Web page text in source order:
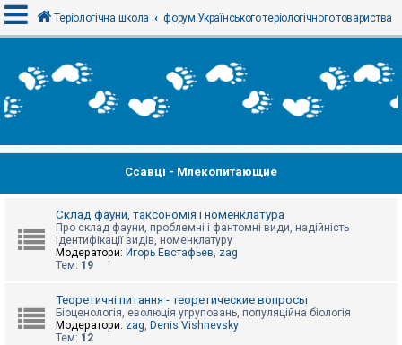
х
і
т
р
а
Теріологічна школа форум Українського теріологічного товариства
Ссавці - Млекопитающие
Склад фауни, таксономія і номенклатура
Про склад фауни, проблемні і фантомні види, надійність
ідентифікації видів, номенклатуру
Модератори: Игорь Евстафьев, zag
Тем: 19
Теоретичні питання - теоретические вопросы
Біоценологія, еволюція угруповань, популяційна біологія
Модератори: zag, Denis Vishnevsky
Тем: 12